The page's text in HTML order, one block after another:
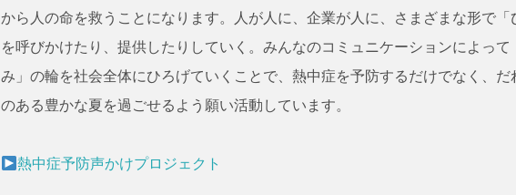
から人の命を救うことになります。人が人に、企業が人に、さまざまな形で「
を呼びかけたり、提供したりしていく。みんなのコミュニケーションによって
み」の輪を社会全体にひろげていくことで、熱中症を予防するだけでなく、だ
のある豊かな夏を過ごせるよう願い活動しています。
熱中症予防声かけプロジェクト